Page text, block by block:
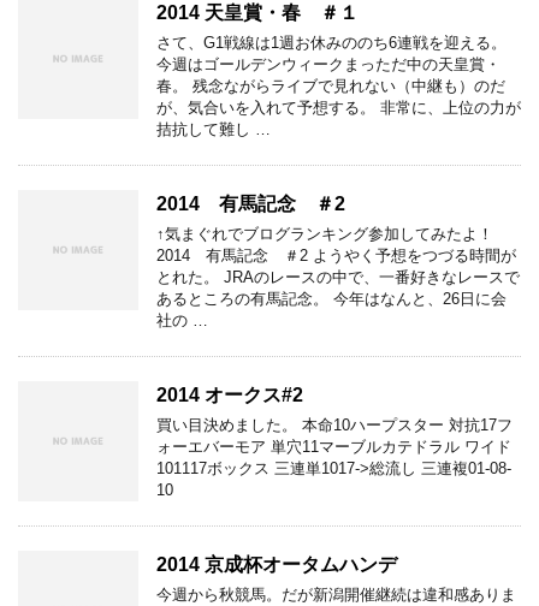
2014 天皇賞・春 ＃１
さて、G1戦線は1週お休みののち6連戦を迎える。
今週はゴールデンウィークまっただ中の天皇賞・
春。 残念ながらライブで見れない（中継も）のだ
が、気合いを入れて予想する。 非常に、上位の力が
拮抗して難し …
2014 有馬記念 ＃2
↑気まぐれでブログランキング参加してみたよ！
2014 有馬記念 ＃2 ようやく予想をつづる時間が
とれた。 JRAのレースの中で、一番好きなレースで
あるところの有馬記念。 今年はなんと、26日に会
社の …
2014 オークス#2
買い目決めました。 本命10ハープスター 対抗17フ
ォーエバーモア 単穴11マーブルカテドラル ワイド
101117ボックス 三連単1017->総流し 三連複01-08-
10
2014 京成杯オータムハンデ
今週から秋競馬。だが新潟開催継続は違和感ありま